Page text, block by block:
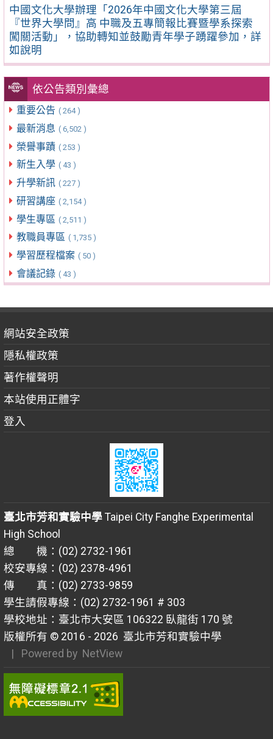
中國文化大學辦理「2026年中國文化大學第三屆
『世界大學問』高 中職及五專簡報比賽暨學系探索
闖關活動」，協助轉知並鼓勵青年學子踴躍參加，詳
如說明
依公告類別彙總
重要公告 ( 264 )
最新消息 ( 6,502 )
榮譽事蹟 ( 253 )
新生入學 ( 43 )
升學新訊 ( 227 )
研習講座 ( 2,154 )
學生專區 ( 2,511 )
教職員專區 ( 1,735 )
學習歷程檔案 ( 50 )
會議記錄 ( 43 )
網站安全政策
隱私權政策
著作權聲明
本站使用正體字
登入
臺北市芳和實驗中學Taipei City Fanghe Experimental
High School
總 機：(02) 2732-1961
校安專線：(02) 2378-4961
傳 真：(02) 2733-9859
學生請假專線：(02) 2732-1961 # 303
學校地址：臺北市大安區 106322 臥龍街 170 號
版權所有 © 2016 - 2026 臺北市芳和實驗中學
| Powered by NetView